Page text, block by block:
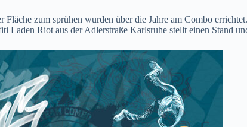
Fläche zum sprühen wurden über die Jahre am Combo
Laden Riot aus der Adlerstraße Karlsruhe stellt einen Stand